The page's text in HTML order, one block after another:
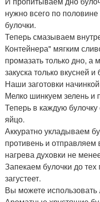
нужно всего по
булочки.
Теперь смазываем
Контейнера" мягким
промазать только дно, а
закуска только вкусней
Наши заготовки
Мелко шинкуем зелень и
Теперь в каждую
яйцо.
Аккуратно укладываем
противень и
нагрева духовки не
Запекаем булочки до
загустеет.
Вы можете